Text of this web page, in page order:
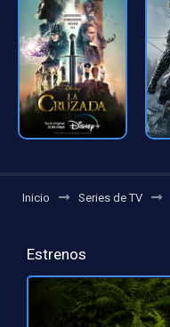
Inicio Series de TV
Estrenos